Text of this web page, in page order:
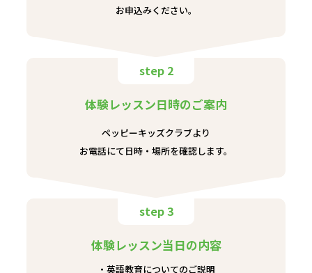
お申込みください。
step 2
体験レッスン日時のご案内
ペッピーキッズクラブより
お電話にて日時・場所を確認します。
step 3
体験レッスン当日の内容
英語教育についてのご説明